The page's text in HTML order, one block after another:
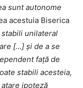
sunt autonome
acestuia Biserica
unilateral
[…] și de a se
față de
stabili acesteia,
ipoteză